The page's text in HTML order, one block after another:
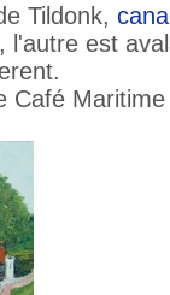
Tildonk,
est
Café Maritime